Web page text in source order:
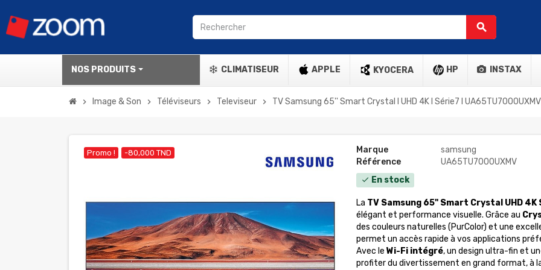
search
NOS PRODUITS CLIMATISEUR APPLE KYOCERA HP INSTAX
chevron_right Image & Son chevron_right Téléviseurs chevron_right Televiseur chevron_right TV Samsung 65'' Smart Crystal l UHD 4K l Série7 l
Promo ! -80,000 TND Marque
samsung
Référence
UA65TU7000UXMV
check En stock
La TV Samsung 65" Smart Crystal UHD 4K
élégant et performance visuelle. Grâce au
des couleurs naturelles (PurColor) et une
permet un accès rapide à vos applications
Avec le Wi-Fi intégré, un design ultra-fin et
profiter du divertissement en grand format, à